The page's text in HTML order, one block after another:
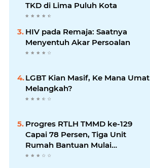
TKD di Lima Puluh Kota
HIV pada Remaja: Saatnya
Menyentuh Akar Persoalan
LGBT Kian Masif, Ke Mana Umat
Melangkah?
Progres RTLH TMMD ke-129
Capai 78 Persen, Tiga Unit
Rumah Bantuan Mulai
Rampung